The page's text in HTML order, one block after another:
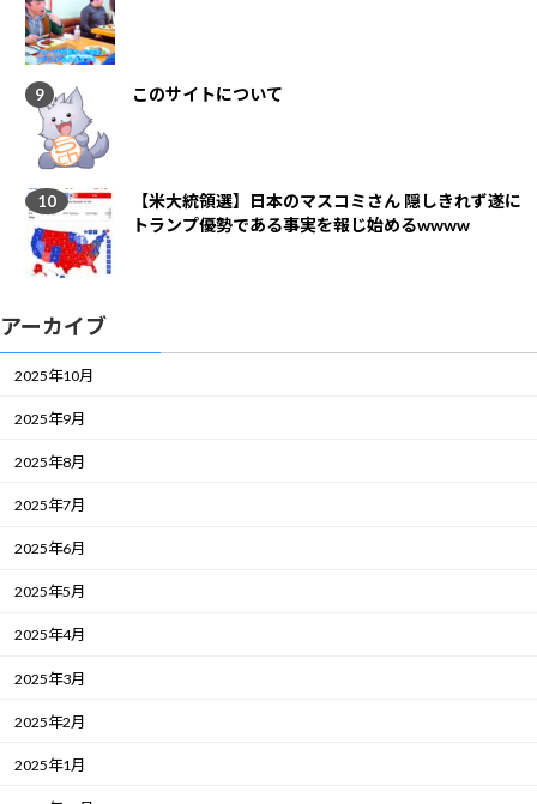
このサイトについて
【米大統領選】日本のマスコミさん 隠しきれず遂に
トランプ優勢である事実を報じ始めるwwww
アーカイブ
2025年10月
2025年9月
2025年8月
2025年7月
2025年6月
2025年5月
2025年4月
2025年3月
2025年2月
2025年1月